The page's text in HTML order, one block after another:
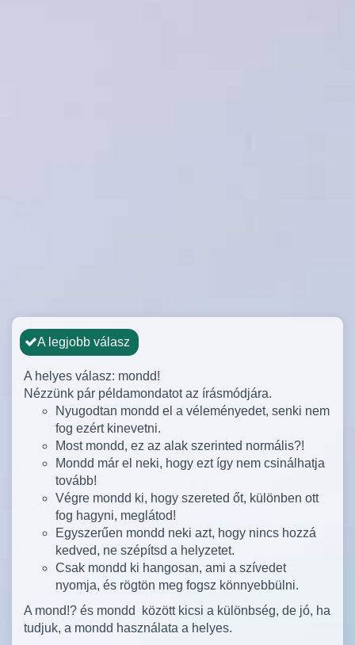
A legjobb válasz
A helyes válasz: mondd!
Nézzünk pár példamondatot az írásmódjára.
Nyugodtan mondd el a véleményedet, senki nem
fog ezért kinevetni.
Most mondd, ez az alak szerinted normális?!
Mondd már el neki, hogy ezt így nem csinálhatja
tovább!
Végre mondd ki, hogy szereted őt, különben ott
fog hagyni, meglátod!
Egyszerűen mondd neki azt, hogy nincs hozzá
kedved, ne szépítsd a helyzetet.
Csak mondd ki hangosan, ami a szívedet
nyomja, és rögtön meg fogsz könnyebbülni.
A mond!? és mondd között kicsi a különbség, de jó, ha
tudjuk, a mondd használata a helyes.